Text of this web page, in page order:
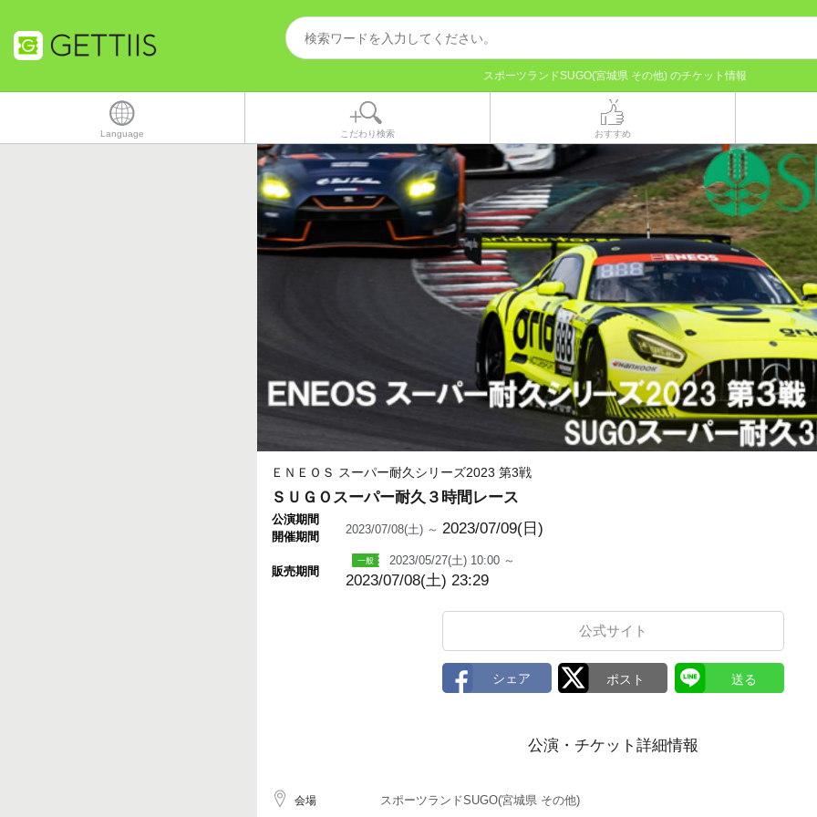
スポーツランドSUGO(宮城県 その他) のチケット情報
Language こだわり検索 おすすめ
ＥＮＥＯＳ スーパー耐久シリーズ2023 第3戦
ＳＵＧＯスーパー耐久３時間レース
公演期間
開催期間
2023/07/08(土) ～ 2023/07/09(日)
販売期間
2023/05/27(土) 10:00 ～
2023/07/08(土) 23:29
公式サイト
公演・チケット詳細情報
会場 スポーツランドSUGO(宮城県 その他)